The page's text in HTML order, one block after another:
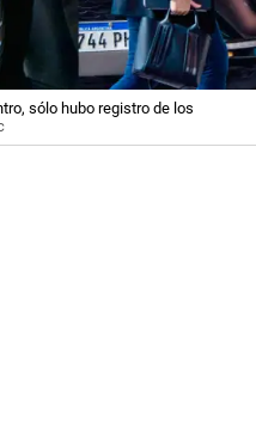
sólo hubo registro de los